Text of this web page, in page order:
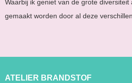
ATELIER BRANDSTOF
Waarbij ik geniet van de grote diversiteit
gemaakt worden door al deze